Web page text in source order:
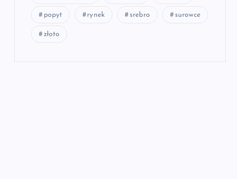
popyt rynek srebro surowce
złoto